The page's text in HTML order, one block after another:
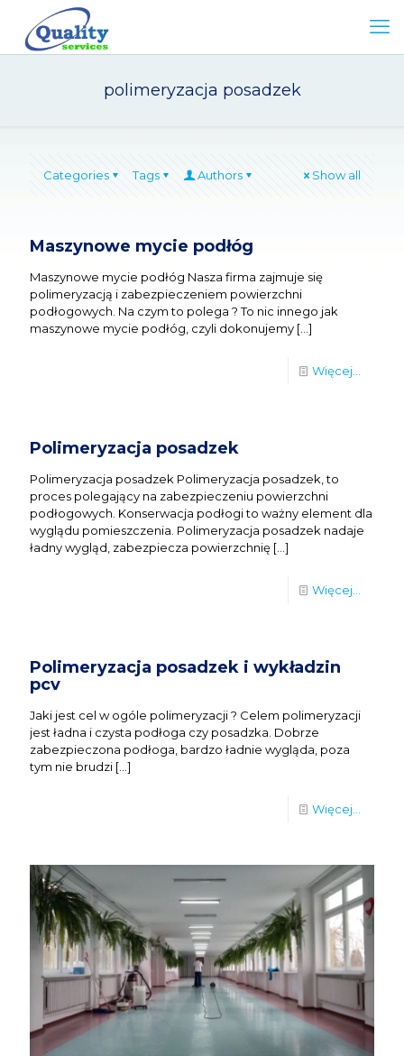
polimeryzacja posadzek
Categories Tags Authors Show all
Maszynowe mycie podłóg
Maszynowe mycie podłóg Nasza firma zajmuje się
polimeryzacją i zabezpieczeniem powierzchni
podłogowych. Na czym to polega ? To nic innego jak
maszynowe mycie podłóg, czyli dokonujemy […]
Więcej...
Polimeryzacja posadzek
Polimeryzacja posadzek Polimeryzacja posadzek, to
proces polegający na zabezpieczeniu powierzchni
podłogowych. Konserwacja podłogi to ważny element dla
wyglądu pomieszczenia. Polimeryzacja posadzek nadaje
ładny wygląd, zabezpiecza powierzchnię […]
Więcej...
Polimeryzacja posadzek i wykładzin
pcv
Jaki jest cel w ogóle polimeryzacji ? Celem polimeryzacji
jest ładna i czysta podłoga czy posadzka. Dobrze
zabezpieczona podłoga, bardzo ładnie wygląda, poza
tym nie brudzi […]
Więcej...